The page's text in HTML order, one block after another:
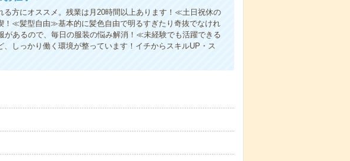
方にオススメ。残業は月20時間以上あります！≪土日祝休の
！≪髪型自由≫基本的に髪色自由で明るすぎたり奇抜でなけれ
あるので、毎日の服装の悩み解消！≪未経験でも活躍できる
しっかり働く環境が整っています！イチからスキルUP・ス